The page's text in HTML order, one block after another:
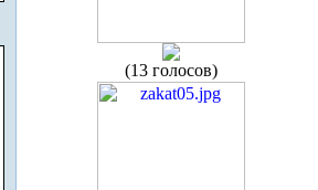
(13 голосов)